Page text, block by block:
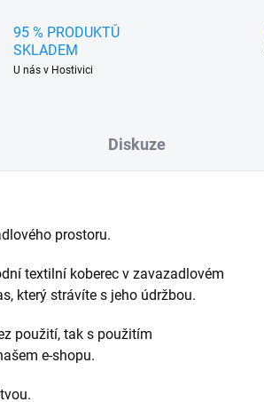
95 % PRODUKTŮ
SKLADEM
U nás v Hostivici
Diskuze
prostoru.
textilní koberec v zavazadlovém
který strávíte s jeho údržbou.
použití, tak s použitím
e-shopu.